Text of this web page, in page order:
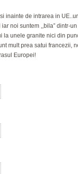
inainte de intrarea in
noi suntem ,,bila” dintr-
unele granite nici din
mult prea satui francezii,
Europei!